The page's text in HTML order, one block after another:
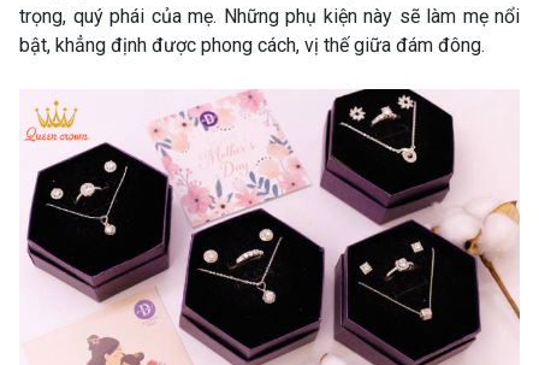
trọng, quý phái của mẹ. Những phụ kiện này sẽ làm mẹ nổi
bật, khẳng định được phong cách, vị thế giữa đám đông.